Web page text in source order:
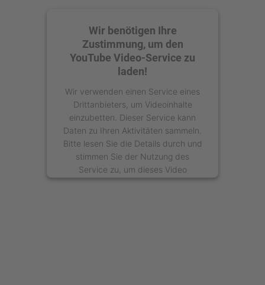
Wir benötigen Ihre
Zustimmung, um den
YouTube Video-Service zu
laden!
Wir verwenden einen Service eines
Drittanbieters, um Videoinhalte
einzubetten. Dieser Service kann
Daten zu Ihren Aktivitäten sammeln.
Bitte lesen Sie die Details durch und
stimmen Sie der Nutzung des
Service zu, um dieses Video
anzusehen.